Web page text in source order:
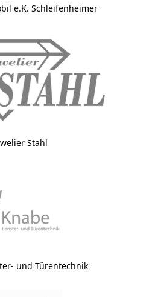
e.K. Schleifenheimer
Stahl
und Türentechnik